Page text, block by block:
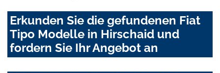
Erkunden Sie die gefundenen Fiat
Tipo Modelle in Hirschaid und
fordern Sie Ihr Angebot an